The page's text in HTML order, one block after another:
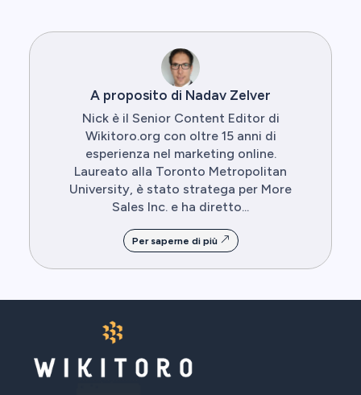
A proposito di Nadav Zelver
Nick è il Senior Content Editor di
Wikitoro.org con oltre 15 anni di
esperienza nel marketing online.
Laureato alla Toronto Metropolitan
University, è stato stratega per More
Sales Inc. e ha diretto...
Per saperne di più